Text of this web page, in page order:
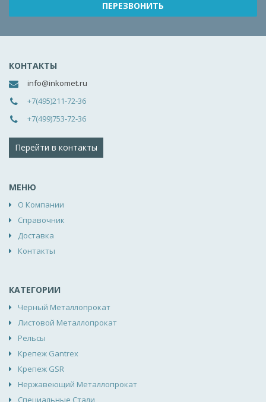
КОНТАКТЫ
info@inkomet.ru
+7(495)211-72-36
+7(499)753-72-36
Перейти в контакты
МЕНЮ
О Компании
Справочник
Доставка
Контакты
КАТЕГОРИИ
Черный Металлопрокат
Листовой Металлопрокат
Рельсы
Крепеж Gantrex
Крепеж GSR
Нержавеющий Металлопрокат
Специальные Стали